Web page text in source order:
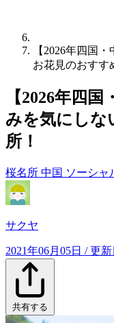
【2026年四国
お花見のおすす
【2026年四
みを気にしな
所！
桜名所 中国 ソーシャ
サクヤ
2021年06月05日 / 更新
共有する